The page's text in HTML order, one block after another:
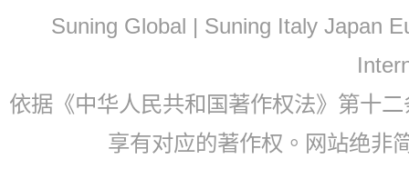
Suning Global | Suning Italy Japan
依据《中华人民共和国著作权法》第十
享有对应的著作权。网站绝非